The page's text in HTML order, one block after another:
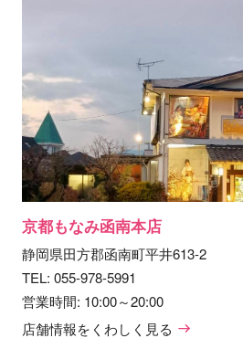
京都もなみ函南本店
静岡県田方郡函南町平井613-2
TEL: 055-978-5991
営業時間: 10:00～20:00
店舗情報をくわしく見る